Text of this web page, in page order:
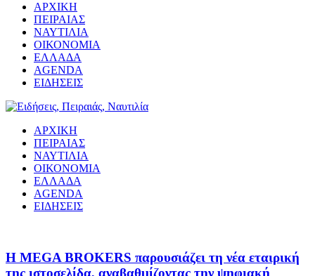
ΑΡΧΙΚΗ
ΠΕΙΡΑΙΑΣ
ΝΑΥΤΙΛΙΑ
ΟΙΚΟΝΟΜΙΑ
ΕΛΛΑΔΑ
AGENDA
ΕΙΔΗΣΕΙΣ
ΑΡΧΙΚΗ
ΠΕΙΡΑΙΑΣ
ΝΑΥΤΙΛΙΑ
ΟΙΚΟΝΟΜΙΑ
ΕΛΛΑΔΑ
AGENDA
ΕΙΔΗΣΕΙΣ
Η MEGA BROKERS παρουσιάζει τη νέα εταιρική
της ιστοσελίδα, αναβαθμίζοντας την ψηφιακή